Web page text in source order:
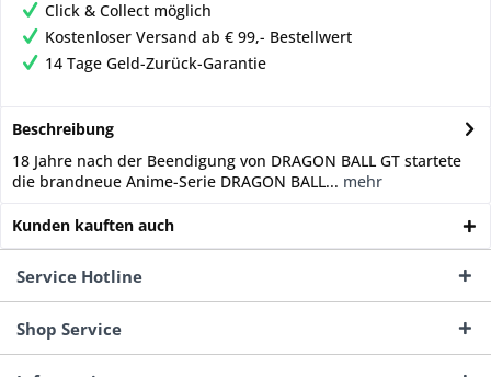
Click & Collect möglich
Kostenloser Versand ab € 99,- Bestellwert
14 Tage Geld-Zurück-Garantie
Beschreibung
18 Jahre nach der Beendigung von DRAGON BALL GT startete
die brandneue Anime-Serie DRAGON BALL... mehr
Kunden kauften auch
Service Hotline
Shop Service